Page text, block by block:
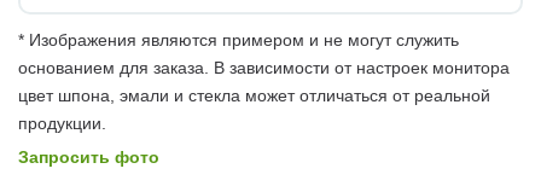
* Изображения являются примером и не могут служить
основанием для заказа. В зависимости от настроек монитора
цвет шпона, эмали и стекла может отличаться от реальной
продукции.
Запросить фото